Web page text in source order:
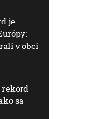
je
v obci
rekord
sa